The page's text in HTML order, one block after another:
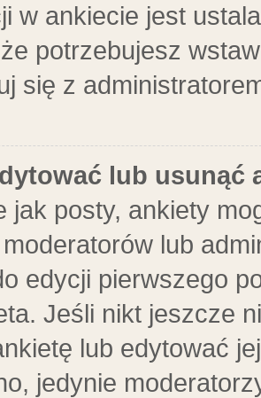
w ankiecie jest
potrzebujesz
się z
lub usunąć
jak posty, ankiety
lub
edycji pierwszego
Jeśli nikt jeszcze
lub edytować
jedynie